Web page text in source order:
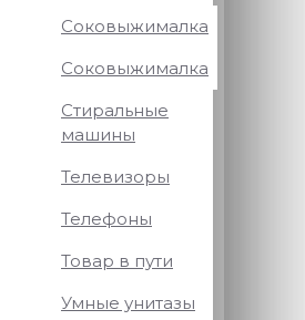
Соковыжималка
Соковыжималка
Стиральные
машины
Телевизоры
Телефоны
Товар в пути
Умные унитазы